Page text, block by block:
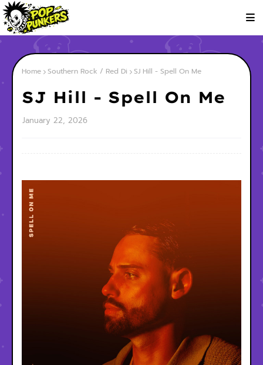
Home Southern Rock / Red Di SJ Hill - Spell On Me
SJ Hill - Spell On Me
January 22, 2026